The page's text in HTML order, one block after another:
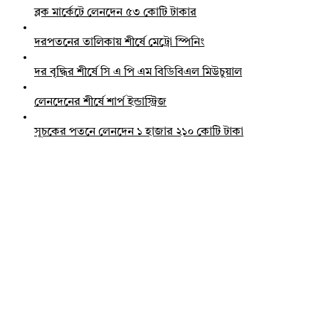
ব্লক মার্কেটে লেনদেন ৫৩ কোটি টাকার
দরপতনের তালিকায় শীর্ষে মেট্রো স্পিনিং
দর বৃদ্ধির শীর্ষে সি এ পি এম বিডিবিএল মিউচুয়াল
লেনদেনের শীর্ষে শার্প ইন্ডাস্ট্রিজ
সূচকের পতনে লেনদেন ১ হাজার ২১০ কোটি টাকা